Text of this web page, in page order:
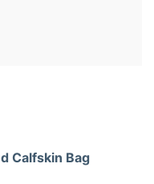
Calfskin Bag